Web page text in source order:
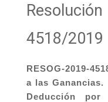
4518/2019
RESOG-2019-
a las Ganancias.
Deducción por